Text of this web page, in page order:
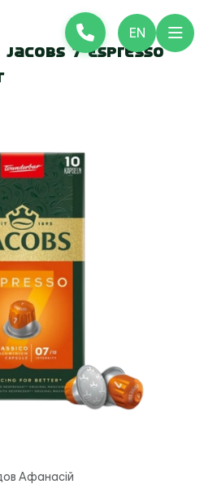
EN
7 Espresso
Афанасій